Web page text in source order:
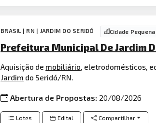
BRASIL | RN | JARDIM DO SERIDÓ Cidade Pequena
Prefeitura Municipal De Jardim
Aquisição de mobiliário, eletrodomésticos,
Jardim do Seridó/RN.
Abertura de Propostas: 20/08/2026
Lotes Edital Compartilhar